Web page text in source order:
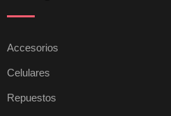
Accesorios
Celulares
Repuestos